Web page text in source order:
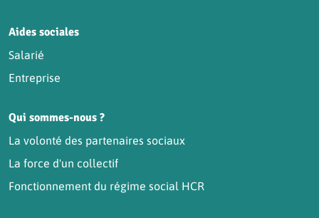
Aides sociales
Salarié
Entreprise
Qui sommes-nous ?
La volonté des partenaires sociaux
La force d'un collectif
Fonctionnement du régime social HCR